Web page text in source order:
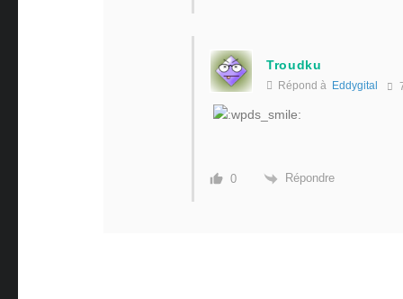
Troudku
Répond à Eddygital
0 Répondre